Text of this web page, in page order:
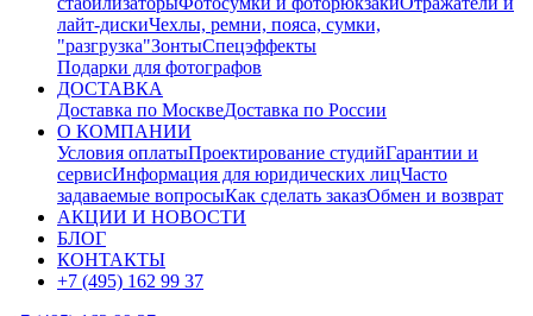
лайт-дискиЧехлы, ремни, пояса, сумки,
"разгрузка"ЗонтыСпецэффекты
Подарки для фотографов
ДОСТАВКА
Доставка по МосквеДоставка по России
О КОМПАНИИ
Условия оплатыПроектирование студийГарантии и
сервисИнформация для юридических лицЧасто
задаваемые вопросыКак сделать заказОбмен и возврат
АКЦИИ И НОВОСТИ
БЛОГ
КОНТАКТЫ
+7 (495) 162 99 37